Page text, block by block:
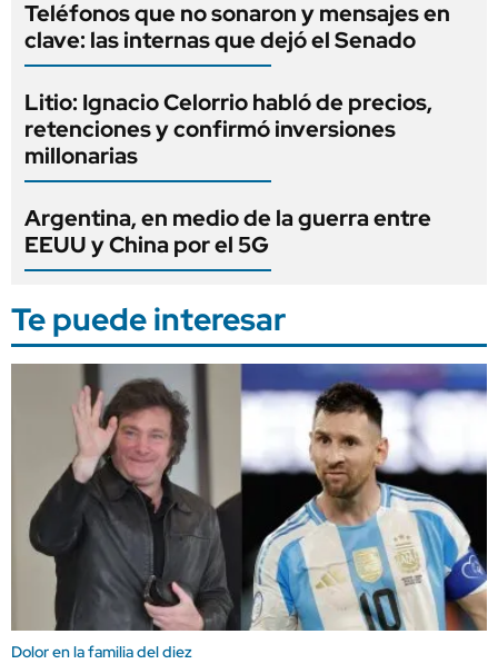
Teléfonos que no sonaron y mensajes en
clave: las internas que dejó el Senado
Litio: Ignacio Celorrio habló de precios,
retenciones y confirmó inversiones
millonarias
Argentina, en medio de la guerra entre
EEUU y China por el 5G
Te puede interesar
Dolor en la familia del diez